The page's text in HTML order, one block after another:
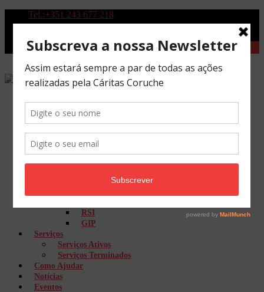
Tel.:+351 243 677 218
História
Mecenas e Parceiros Financiadores
RSI
GIP
Serviços
Serviços Ativos
Serviços Terminados
Como Ajudar
Notícias
Eventos